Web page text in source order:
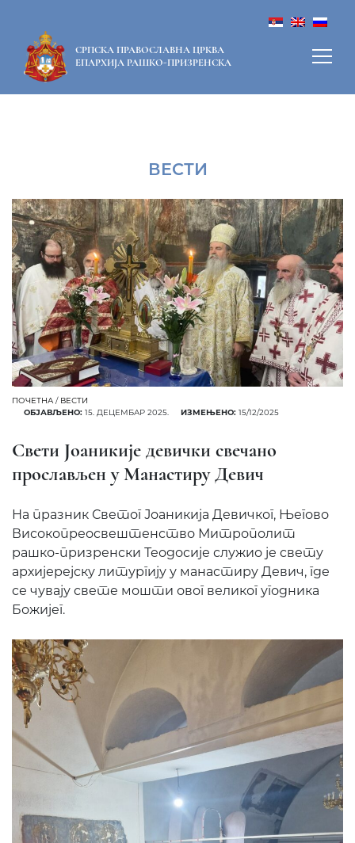
СРПСКА ПРАВОСЛАВНА ЦРКВА
ЕПАРХИЈА РАШКО-ПРИЗРЕНСКА
ВЕСТИ
ПОЧЕТНА / ВЕСТИ
ОБЈАВЉЕНО: 15. ДЕЦЕМБАР 2025. ИЗМЕЊЕНО: 15/12/2025
Свети Јоаникије девички свечано
прослављен у Манастиру Девич
На празник Светог Јоаникија Девичког, Његово
Високопреосвештенство Митрополит
рашко-призренски Теодосије служио је свету
архијерејску литургију у манастиру Девич, где
се чувају свете мошти овог великог угодника
Божијег.